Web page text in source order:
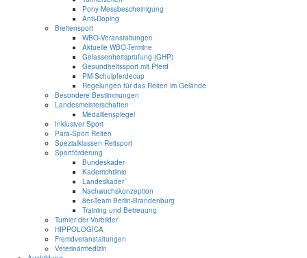
Pony-Messbescheinigung
Anti-Doping
Breitensport
WBO-Veranstaltungen
Aktuelle WBO-Termine
Gelassenheitsprüfung (GHP)
Gesundheitssport mit Pferd
PM-Schulpferdecup
Regelungen für das Reiten im Gelände
Besondere Bestimmungen
Landesmeisterschaften
Medaillenspiegel
Inklusiver Sport
Para-Sport Reiten
Spezialklassen Reitsport
Sportförderung
Bundeskader
Kaderrichtlinie
Landeskader
Nachwuchskonzeption
8er-Team Berlin-Brandenburg
Training und Betreuung
Turnier der Vorbilder
HIPPOLOGICA
Fremdveranstaltungen
Veterinärmedizin